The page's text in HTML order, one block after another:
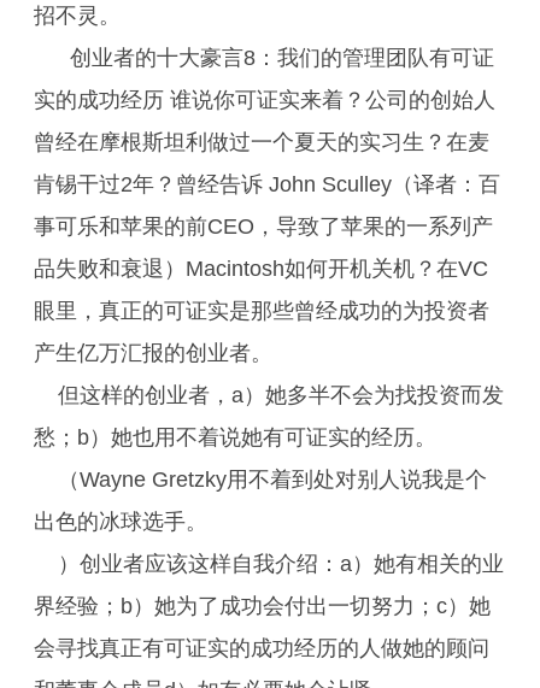
招不灵。
创业者的十大豪言8：我们的管理团队有可证
实的成功经历 谁说你可证实来着？公司的创始人
曾经在摩根斯坦利做过一个夏天的实习生？在麦
肯锡干过2年？曾经告诉 John Sculley（译者：百
事可乐和苹果的前CEO，导致了苹果的一系列产
品失败和衰退）Macintosh如何开机关机？在VC
眼里，真正的可证实是那些曾经成功的为投资者
产生亿万汇报的创业者。
但这样的创业者，a）她多半不会为找投资而发
愁；b）她也用不着说她有可证实的经历。
（Wayne Gretzky用不着到处对别人说我是个
出色的冰球选手。
）创业者应该这样自我介绍：a）她有相关的业
界经验；b）她为了成功会付出一切努力；c）她
会寻找真正有可证实的成功经历的人做她的顾问